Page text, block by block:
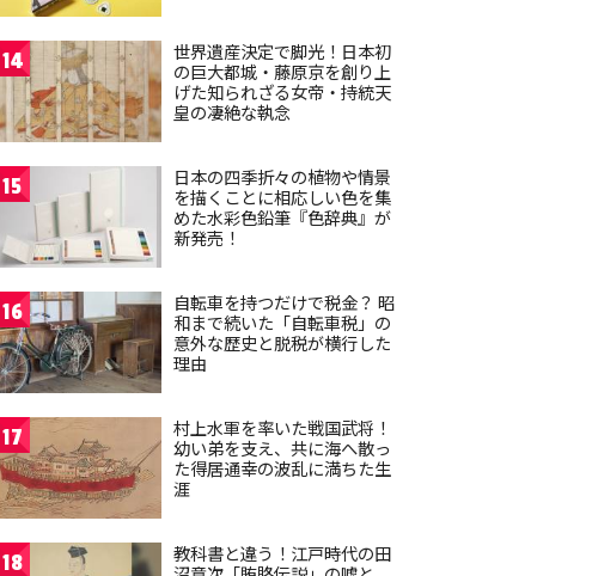
14
世界遺産決定で脚光！日本初
の巨大都城・藤原京を創り上
げた知られざる女帝・持統天
皇の凄絶な執念
15
日本の四季折々の植物や情景
を描くことに相応しい色を集
めた水彩色鉛筆『色辞典』が
新発売！
16
自転車を持つだけで税金？ 昭
和まで続いた「自転車税」の
意外な歴史と脱税が横行した
理由
17
村上水軍を率いた戦国武将！
幼い弟を支え、共に海へ散っ
た得居通幸の波乱に満ちた生
涯
18
教科書と違う！江戸時代の田